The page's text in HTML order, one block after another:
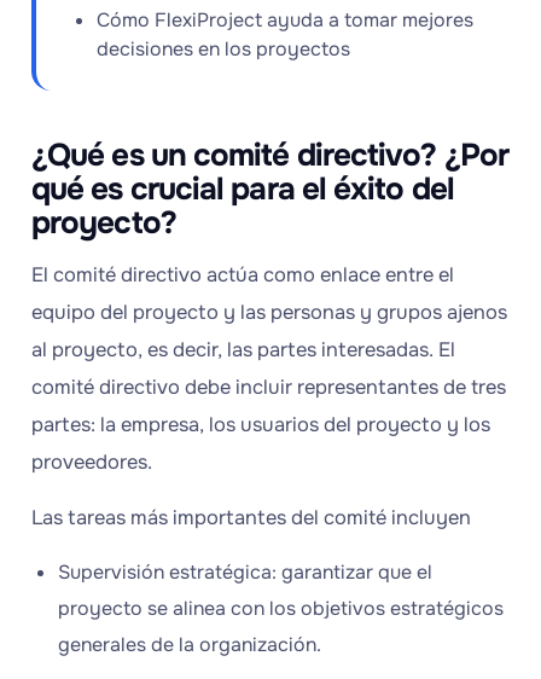
Cómo FlexiProject ayuda a tomar mejores
decisiones en los proyectos
¿Qué es un comité directivo? ¿Por
qué es crucial para el éxito del
proyecto?
El comité directivo actúa como enlace entre el
equipo del proyecto y las personas y grupos ajenos
al proyecto, es decir, las partes interesadas. El
comité directivo debe incluir representantes de tres
partes: la empresa, los usuarios del proyecto y los
proveedores.
Las tareas más importantes del comité incluyen
Supervisión estratégica: garantizar que el
proyecto se alinea con los objetivos estratégicos
generales de la organización.